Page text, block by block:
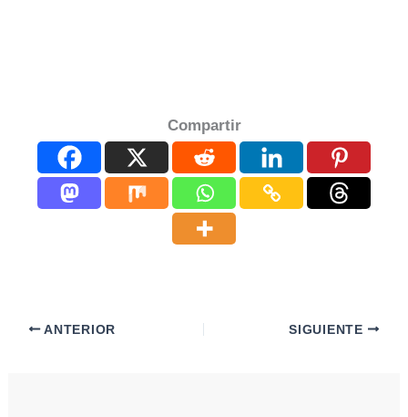
Compartir
ANTERIOR SIGUIENTE